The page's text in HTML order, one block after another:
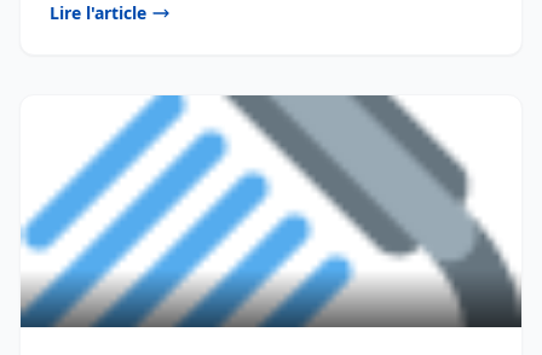
Lire l'article